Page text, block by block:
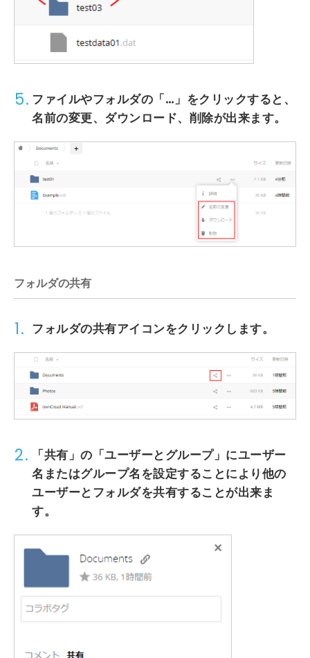
5. ファイルやフォルダの 「…」 をクリックすると、
名前の変更、ダウンロード、削除が出来ます。
フォルダの共有
1. フォルダの共有アイコンをクリックします。
2. 「共有」 の 「ユーザーとグループ」 にユーザー
名 またはグループ名を設定することにより他の
ユーザーとフォルダを共有することが出来ま
す。